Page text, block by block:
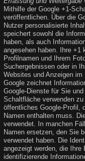
Mithilfe der Google +1-
veröffentlichen. Über die
Nutzer personalisierte
speichert sowohl die
haben, als auch
angesehen haben. Ihre +1
Profilnamen und Ihrem
Suchergebnissen oder in
Websites und Anzeigen im
Google zeichnet
Google-Dienste für Sie
Schaltfläche verwenden
öffentliches Google-Profil,
Namen enthalten muss.
verwendet. In manchen
Namen ersetzen, den Sie
verwendet haben. Die
angezeigt werden, die Ihre
identifizierende